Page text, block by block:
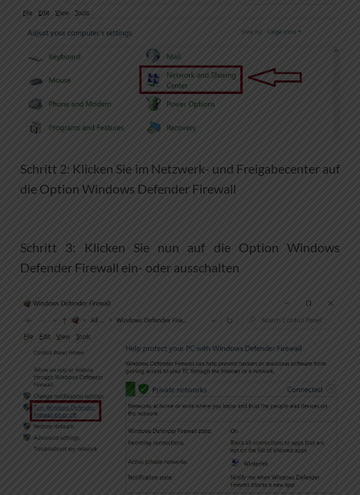
Schritt 2: Klicken Sie im Netzwerk- und Freigabecenter auf
die Option Windows Defender Firewall
Schritt 3: Klicken Sie nun auf die Option Windows
Defender Firewall ein- oder ausschalten